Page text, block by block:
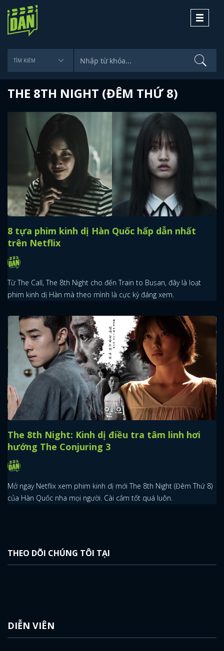
Toggle
THE 8TH NIGHT (ĐÊM THỨ 8)
8 tựa phim kinh dị Hàn Quốc hấp dẫn nhất
trên Netflix
Từ The Call, The 8th Night cho đến Train to Busan, đây là loạt
phim kinh dị Hàn mà theo mình là cực kỳ đáng xem.
The 8th Night: Kinh dị điều tra tâm linh hơi
hướng The Conjuring 3
Mở ngay Netflix xem phim kinh dị mới The 8th Night (Đêm Thứ 8)
của Hàn Quốc nha mọi người. Cài cắm tốt quá luôn.
THEO DÕI CHÚNG TÔI TẠI
DIỄN VIÊN